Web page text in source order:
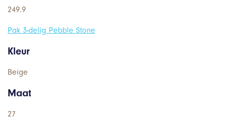
249.9
Pak 3-delig Pebble Stone
Kleur
Beige
Maat
27